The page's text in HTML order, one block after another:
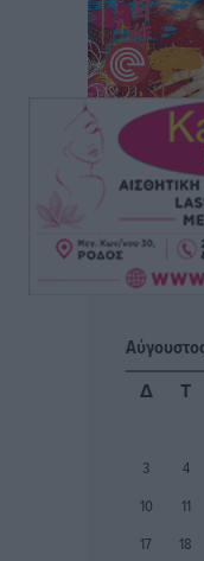
ΑΕΡΑ: Δεν
Μητρόπουλος
Αθλητικά• πριν 3 ώρες
Κλεάνθης:
ατομικό για δύο
Αθλητικά πριν 3 ώρες
Φοίβος: Εν
Εθνικός
Δ
Τ
3
4
10
11
17
18